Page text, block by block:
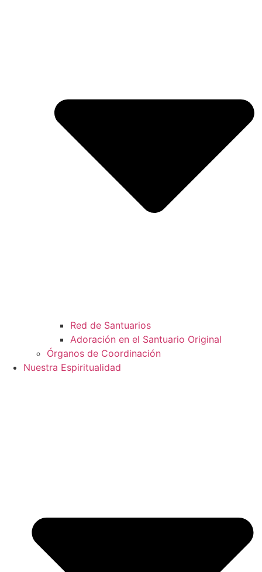
Red de Santuarios
Adoración en el Santuario Original
Órganos de Coordinación
Nuestra Espiritualidad